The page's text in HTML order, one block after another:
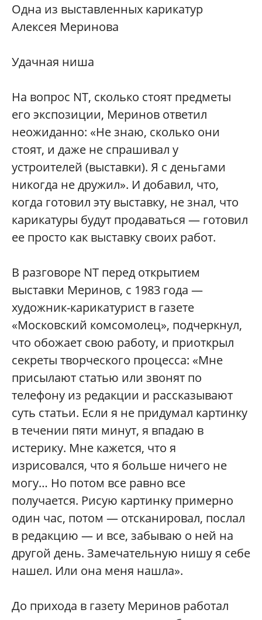
Одна из выставленных карикатур
Алексея Меринова
Удачная ниша
На вопрос NT, сколько стоят предметы
его экспозиции, Меринов ответил
неожиданно: «Не знаю, сколько они
стоят, и даже не спрашивал у
устроителей (выставки). Я с деньгами
никогда не дружил». И добавил, что,
когда готовил эту выставку, не знал, что
карикатуры будут продаваться — готовил
ее просто как выставку своих работ.
В разговоре NT перед открытием
выставки Меринов, с 1983 года —
художник-карикатурист в газете
«Московский комсомолец», подчеркнул,
что обожает свою работу, и приоткрыл
секреты творческого процесса: «Мне
присылают статью или звонят по
телефону из редакции и рассказывают
суть статьи. Если я не придумал картинку
в течении пяти минут, я впадаю в
истерику. Мне кажется, что я
изрисовался, что я больше ничего не
могу… Но потом все равно все
получается. Рисую картинку примерно
один час, потом — отсканировал, послал
в редакцию — и все, забываю о ней на
другой день. Замечательную нишу я себе
нашел. Или она меня нашла».
До прихода в газету Меринов работал